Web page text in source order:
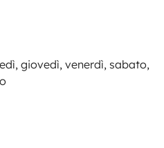
giovedì, venerdì, sabato,